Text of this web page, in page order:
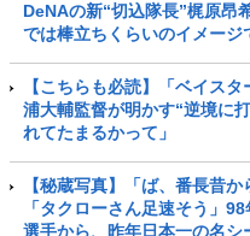
DeNAの新“切込隊長”梶原
では棒立ちくらいのイメージ
【こちらも必読】「ベイス
浦大輔監督が明かす“逆境に
れてたまるかって」
【秘蔵写真】「ば、番長昔
「タクローさん足速そう」
選手から、昨年日本一の名シ